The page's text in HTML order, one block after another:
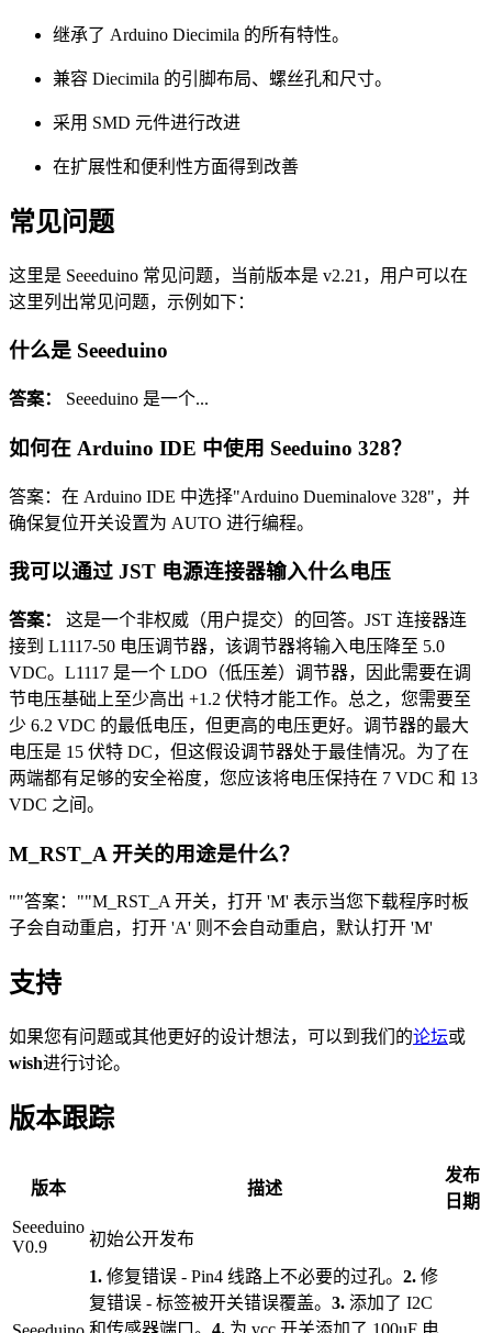
继承了 Arduino Diecimila 的所有特性。
兼容 Diecimila 的引脚布局、螺丝孔和尺寸。
采用 SMD 元件进行改进
在扩展性和便利性方面得到改善
常见问题
这里是 Seeeduino 常见问题，当前版本是 v2.21，用户可以在
这里列出常见问题，示例如下：
什么是 Seeeduino
答案： Seeeduino 是一个...
如何在 Arduino IDE 中使用 Seeduino 328？
答案：在 Arduino IDE 中选择"Arduino Dueminalove 328"，并
确保复位开关设置为 AUTO 进行编程。
我可以通过 JST 电源连接器输入什么电压
答案：
这是一个非权威（用户提交）的回答。JST 连接器连
接到 L1117-50 电压调节器，该调节器将输入电压降至 5.0
VDC。L1117 是一个 LDO（低压差）调节器，因此需要在调
节电压基础上至少高出 +1.2 伏特才能工作。总之，您需要至
少 6.2 VDC 的最低电压，但更高的电压更好。调节器的最大
电压是 15 伏特 DC，但这假设调节器处于最佳情况。为了在
两端都有足够的安全裕度，您应该将电压保持在 7 VDC 和 13
VDC 之间。
M_RST_A 开关的用途是什么？
""答案：""M_RST_A 开关，打开 'M' 表示当您下载程序时板
子会自动重启，打开 'A' 则不会自动重启，默认打开 'M'
支持
如果您有问题或其他更好的设计想法，可以到我们的论坛或
wish进行讨论。
版本跟踪
版本 描述
发布
日期
Seeeduino
V0.9
初始公开发布
1. 修复错误 - Pin4 线路上不必要的过孔。 2. 修
复错误 - 标签被开关错误覆盖。 3. 添加了 I2C
和传感器端口。 4. 为 vcc 开关添加了 100uF 电